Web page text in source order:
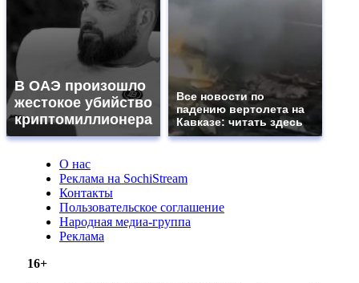
В ОАЭ произошло
жестокое убийство
криптомиллионера
Все новости по
падению вертолета на
Кавказе: читать здесь
О нас
Реклама на SochiStream
Контакты
Пользовательское соглашение
Народная медиа-группа
Реклама
16+